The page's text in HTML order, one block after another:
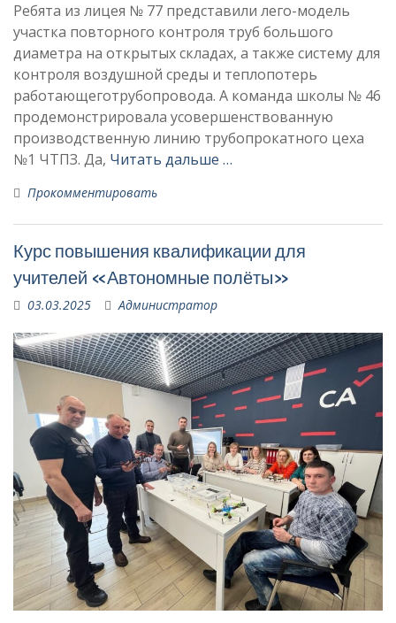
Ребята из лицея № 77 представили лего-модель
участка повторного контроля труб большого
диаметра на открытых складах, а также систему для
контроля воздушной среды и теплопотерь
работающеготрубопровода. А команда школы № 46
продемонстрировала усовершенствованную
производственную линию трубопрокатного цеха
№1 ЧТПЗ. Да, Читать дальше …
Прокомментировать
Курс повышения квалификации для
учителей «Автономные полёты»
03.03.2025 Администратор